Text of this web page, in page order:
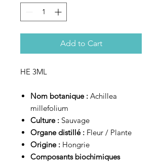
Add to Cart
HE 3ML
Nom botanique : Achillea
millefolium
Culture : Sauvage
Organe distillé : Fleur / Plante
Origine : Hongrie
Composants biochimiques